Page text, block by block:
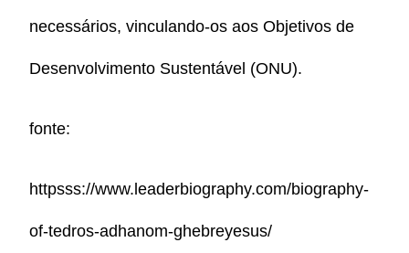
necessários, vinculando-os aos Objetivos de
Desenvolvimento Sustentável (ONU).
fonte:
httpsss://www.leaderbiography.com/biography-
of-tedros-adhanom-ghebreyesus/